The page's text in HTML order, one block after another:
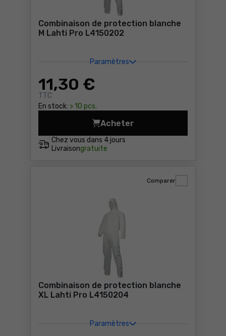
Combinaison de protection blanche
M Lahti Pro L4150202
Paramètres
11,30 €
TTC
En stock: > 10 pcs.
Chez vous dans 4 jours
Livraisongratuite
Acheter
Combinaison de protection
Combinaison de protection blanche
XL Lahti Pro L4150204
Paramètres
Comparer